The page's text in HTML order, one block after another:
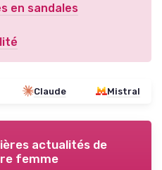
en sandales
Claude Mistral
actualités de
femme